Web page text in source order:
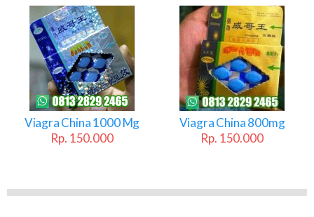
Biru
China
Viagra China 1000 Mg
Rp. 150.000
Viagra China 800mg
Rp. 150.000